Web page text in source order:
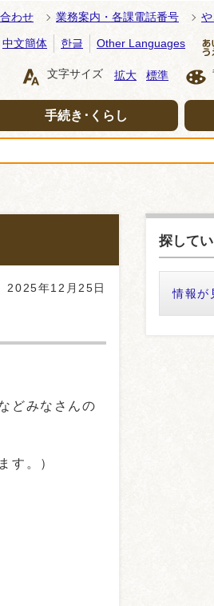
わせ 業務案内・各課電話番号
中文簡体 한글 Other Languages
文字サイズ 拡大 標準
手続き･くらし
2025年12月25日
どみなさんの
す。）
探して
情報が